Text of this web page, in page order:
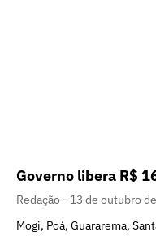
Governo libera R$
Redação
13 de outubro
Mogi, Poá, Guararema,